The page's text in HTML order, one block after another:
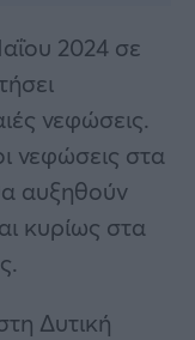
2024 σε
νεφώσεις.
νεφώσεις στα
αυξηθούν
κυρίως στα
Δυτική